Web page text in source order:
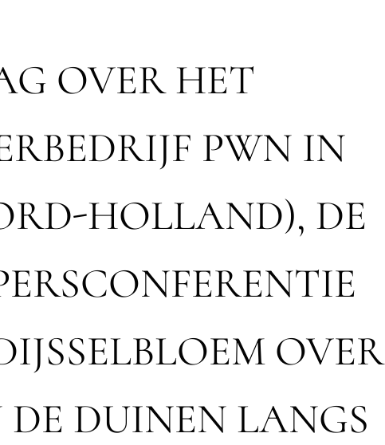
OVER HET
PWN IN
HOLLAND), DE
OVER
DUINEN LANGS